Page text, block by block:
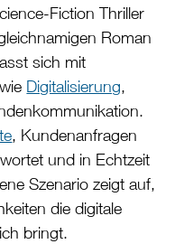
Fiction Thriller
Roman
sich mit
Digitalisierung,
, Kundenanfragen
und in Echtzeit
Szenario zeigt auf,
die digitale
bringt.